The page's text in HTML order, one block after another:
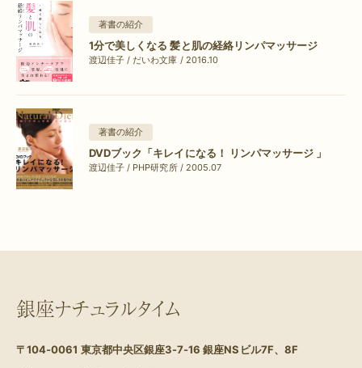
著書の紹介
1分で美しくなる 髪と肌の経絡リンパマッサージ
渡辺佳子 / だいわ文庫 / 2016.10
著書の紹介
DVDブック「キレイになる！ リンパマッサージ 」
渡辺佳子 / PHP研究所 / 2005.07
銀座ナチュラルタイム
〒104-0061 東京都中央区銀座3-7-16 銀座NSビル7F、8F